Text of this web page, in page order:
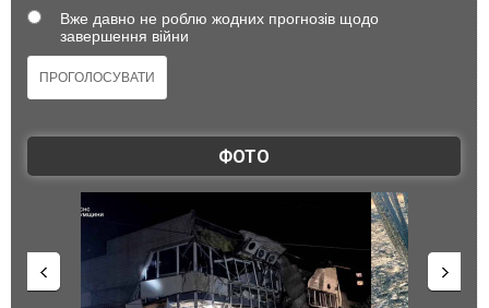
Вже давно не роблю жодних прогнозів щодо
завершення війни
ФОТО